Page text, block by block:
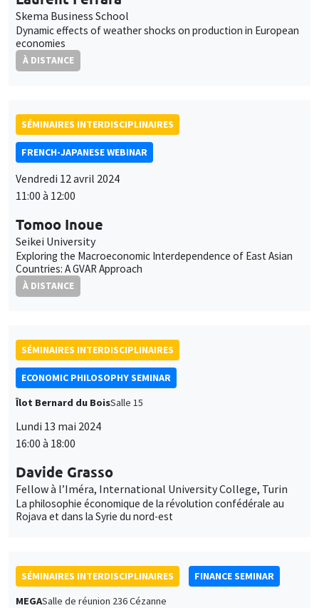
Skema Business School
Dynamic effects of weather shocks on production in European
economies
À DISTANCE
SÉMINAIRES INTERDISCIPLINAIRES
FRENCH-JAPANESE WEBINAR
Vendredi 12 avril 2024
11:00 à 12:00
Tomoo Inoue
Seikei University
Exploring the Macroeconomic Interdependence of East Asian
Countries: A GVAR Approach
À DISTANCE
SÉMINAIRES INTERDISCIPLINAIRES
ECONOMIC PHILOSOPHY SEMINAR
Îlot Bernard du BoisSalle 15
Lundi 13 mai 2024
16:00 à 18:00
Davide Grasso
Fellow à l’Iméra, International University College, Turin
La philosophie économique de la révolution confédérale au
Rojava et dans la Syrie du nord-est
SÉMINAIRES INTERDISCIPLINAIRES
FINANCE SEMINAR
MEGASalle de réunion 236 Cézanne
données
personnelles
et
cookies
modifié à tout moment depuis le lien « Gestion des cookies »
accessible en bas de page. Pour en savoir plus, consultez notre
politique de confidentialité
Personnaliser